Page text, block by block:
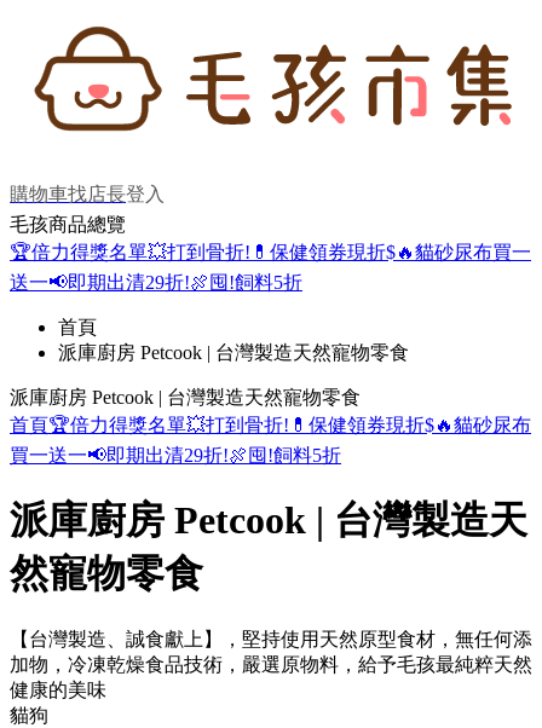
購物車找店長登入
毛孩商品總覽
🏆倍力得獎名單💥打到骨折! 💊保健領券現折$🔥貓砂尿布買一
送一📢即期出清29折!🍖囤!飼料5折
首頁
派庫廚房 Petcook | 台灣製造天然寵物零食
派庫廚房 Petcook | 台灣製造天然寵物零食
首頁🏆倍力得獎名單💥打到骨折! 💊保健領券現折$🔥貓砂尿布
買一送一📢即期出清29折!🍖囤!飼料5折
派庫廚房 Petcook | 台灣製造天
然寵物零食
【台灣製造、誠食獻上】，堅持使用天然原型食材，無任何添
加物，冷凍乾燥食品技術，嚴選原物料，給予毛孩最純粹天然
健康的美味
貓狗